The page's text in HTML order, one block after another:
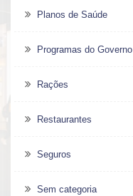
Planos de Saúde
Programas do Governo
Rações
Restaurantes
Seguros
Sem categoria